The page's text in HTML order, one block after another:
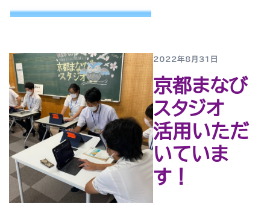
2022年8月31日
京都まなび
スタジオ
活用いただ
いていま
す！